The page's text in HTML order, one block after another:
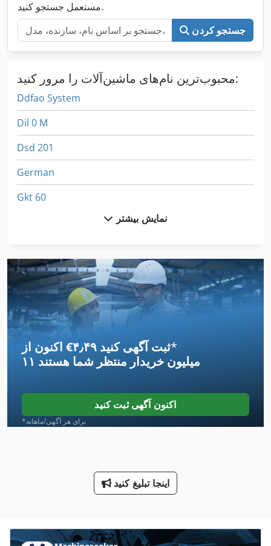
مستعمل جستجو کنید.
جستجو کردن
محبوب‌ترین نام‌های ماشین‌آلات را مرور کنید:
Ddfao System
Dil 0 M
Dsd 201
German
Gkt 60
International 2674
International 433
International 434
Kgs 1670
Neophot 2
Pk 19000
Ppl
تخلیه ضایعات
نمایش بیشتر
اکنون از ‎€۴٫۴۹ ثبت آگهی کنید*
۱۱ میلیون خریدار منتظر شما هستند
اکنون آگهی ثبت کنید
*برای هر آگهی/ماهانه
اینجا تبلیغ کنید